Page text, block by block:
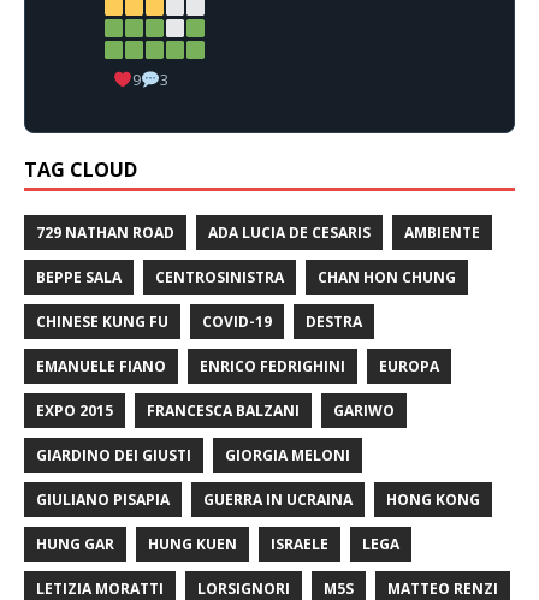
9 3
TAG CLOUD
729 NATHAN ROAD ADA LUCIA DE CESARIS AMBIENTE
BEPPE SALA CENTROSINISTRA CHAN HON CHUNG
CHINESE KUNG FU COVID-19 DESTRA
EMANUELE FIANO ENRICO FEDRIGHINI EUROPA
EXPO 2015 FRANCESCA BALZANI GARIWO
GIARDINO DEI GIUSTI GIORGIA MELONI
GIULIANO PISAPIA GUERRA IN UCRAINA HONG KONG
HUNG GAR HUNG KUEN ISRAELE LEGA
LETIZIA MORATTI LORSIGNORI M5S MATTEO RENZI